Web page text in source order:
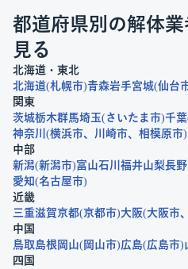
都道府県別の解体
見る
北海道・東北
北海道 札幌市 青森岩手宮城 仙台
関東
茨城栃木群馬埼玉 さいたま市 千葉
神奈川
横浜市 川崎市
相模原市
中部
新潟 新潟市 富山石川 福井山梨長野
愛知 名古屋市
近畿
三重滋賀京都 京都市 大阪 大阪市
中国
鳥取 島根 岡山 岡山市 広島 広島市
四国